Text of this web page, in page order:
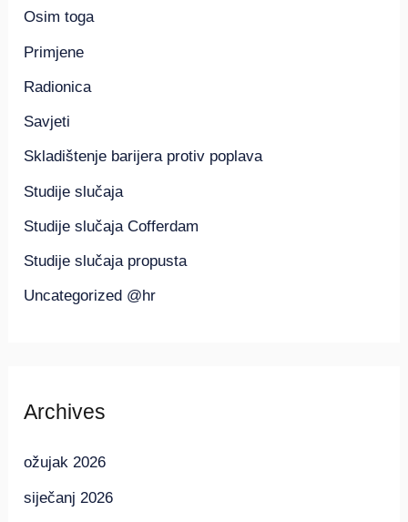
Osim toga
Primjene
Radionica
Savjeti
Skladištenje barijera protiv poplava
Studije slučaja
Studije slučaja Cofferdam
Studije slučaja propusta
Uncategorized @hr
Archives
ožujak 2026
siječanj 2026